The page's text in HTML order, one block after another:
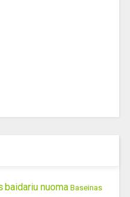
baidariu nuoma Baseinas